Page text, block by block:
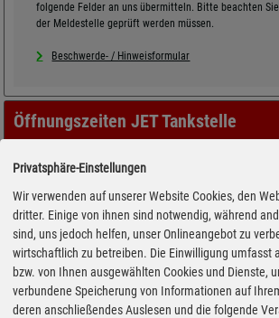
folgende Felder an uns übermitteln. Bitte beachten
der Meldestelle geprüft werden müssen.
Beschwerde- / Hinweisformular
Öffnungszeiten JET Tankstelle
Privatsphäre-Einstellungen
Wir verwenden auf unserer Website Cookies, den
dritter. Einige von ihnen sind notwendig, während
sind, uns jedoch helfen, unser Onlineangebot zu
wirtschaftlich zu betreiben. Die Einwilligung umfasst
bzw. von Ihnen ausgewählten Cookies und Dienste,
verbundene Speicherung von Informationen auf
deren anschließendes Auslesen und die folgende